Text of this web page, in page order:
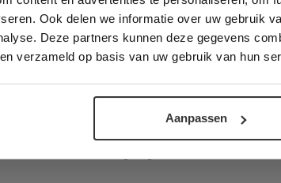
Ook delen we informatie over uw gebruik
Deze partners kunnen deze gegevens
verzameld op basis van uw gebruik van hun
Aanpassen
56 cm breed. Wisselende lengte. Dikte 2
voor deze tegels:
ALLES ACCEPTEREN ALLES